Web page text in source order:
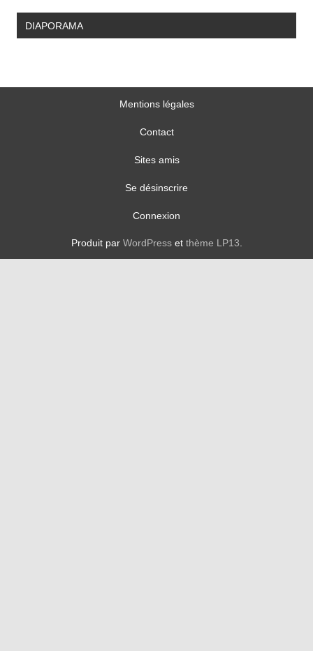
DIAPORAMA
Mentions légales
Contact
Sites amis
Se désinscrire
Connexion
Produit par WordPresset thème LP13